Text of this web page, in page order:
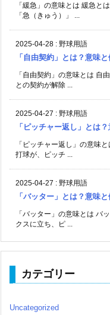
「緩急」の意味とは 緩急と
「急（きゅう）」 ...
2025-04-28 : 野球用語
「自由契約」とは？意味
「自由契約」の意味とは 自
との契約が解除 ...
2025-04-27 : 野球用語
「ピッチャー返し」とは
「ピッチャー返し」の意味
打球が、ピッチ ...
2025-04-27 : 野球用語
「バッター」とは？意味
「バッター」の意味とは バ
クスに立ち、ピ ...
カテゴリー
Uncategorized